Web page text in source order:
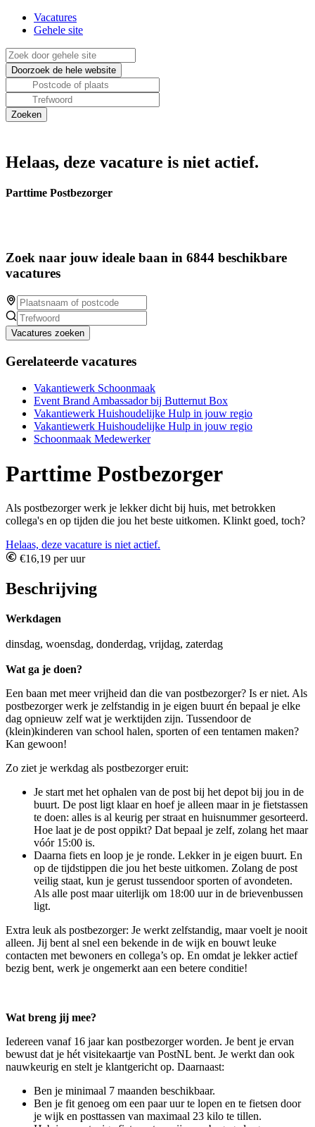
Vacatures
Gehele site
Helaas, deze vacature is niet actief.
Parttime Postbezorger
Zoek naar jouw ideale baan in 6844 beschikbare
vacatures
Vacatures zoeken
Gerelateerde vacatures
Vakantiewerk Schoonmaak
Event Brand Ambassador bij Butternut Box
Vakantiewerk Huishoudelijke Hulp in jouw regio
Vakantiewerk Huishoudelijke Hulp in jouw regio
Schoonmaak Medewerker
Parttime Postbezorger
Als postbezorger werk je lekker dicht bij huis, met betrokken
collega's en op tijden die jou het beste uitkomen. Klinkt goed, toch?
Helaas, deze vacature is niet actief.
€16,19 per uur
Beschrijving
Werkdagen
dinsdag, woensdag, donderdag, vrijdag, zaterdag
Wat ga je doen?
Een baan met meer vrijheid dan die van postbezorger? Is er niet. Als
postbezorger werk je zelfstandig in je eigen buurt én bepaal je elke
dag opnieuw zelf wat je werktijden zijn. Tussendoor de
(klein)kinderen van school halen, sporten of een tentamen maken?
Kan gewoon!
Zo ziet je werkdag als postbezorger eruit:
Je start met het ophalen van de post bij het depot bij jou in de
buurt. De post ligt klaar en hoef je alleen maar in je fietstassen
te doen: alles is al keurig per straat en huisnummer gesorteerd.
Hoe laat je de post oppikt? Dat bepaal je zelf, zolang het maar
vóór 15:00 is.
Daarna fiets en loop je je ronde. Lekker in je eigen buurt. En
op de tijdstippen die jou het beste uitkomen. Zolang de post
veilig staat, kun je gerust tussendoor sporten of avondeten.
Als alle post maar uiterlijk om 18:00 uur in de brievenbussen
ligt.
Extra leuk als postbezorger: Je werkt zelfstandig, maar voelt je nooit
alleen. Jij bent al snel een bekende in de wijk en bouwt leuke
contacten met bewoners en collega’s op. En omdat je lekker actief
bezig bent, werk je ongemerkt aan een betere conditie!
Wat breng jij mee?
Iedereen vanaf 16 jaar kan postbezorger worden. Je bent je ervan
bewust dat je hét visitekaartje van PostNL bent. Je werkt dan ook
nauwkeurig en stelt je klantgericht op. Daarnaast:
Ben je minimaal 7 maanden beschikbaar.
Ben je fit genoeg om een paar uur te lopen en te fietsen door
je wijk en posttassen van maximaal 23 kilo te tillen.